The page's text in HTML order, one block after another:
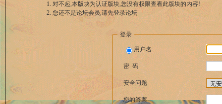
对不起,本版块为认证版块,您没有权限查看此版块的内容!
您还不是论坛会员,请先登录论坛
登录
用户名
密 码
安全问题
您的答案